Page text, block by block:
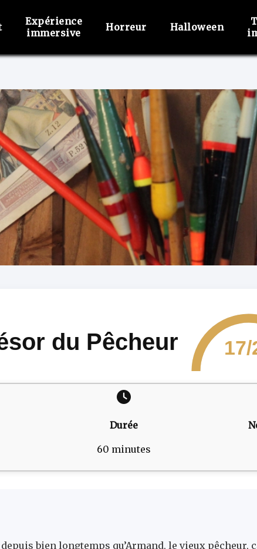
Expérience
immersive
Horreur Halloween
du Pêcheur 17/
Durée
60 minutes
bien longtemps qu’Armand, le vieux pêcheur,